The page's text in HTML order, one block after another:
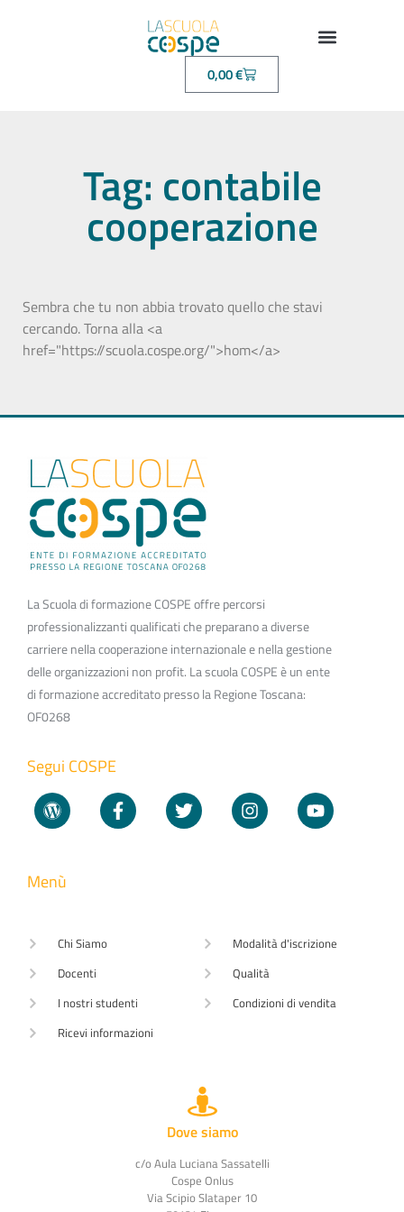
0,00€
Tag: contabile
cooperazione
Sembra che tu non abbia trovato quello che stavi
cercando. Torna alla <a
href="https://scuola.cospe.org/">hom</a>
La Scuola di formazione COSPE offre percorsi
professionalizzanti qualificati che preparano a diverse
carriere nella cooperazione internazionale e nella gestione
delle organizzazioni non profit. La scuola COSPE è un ente
di formazione accreditato presso la Regione Toscana:
OF0268
Segui COSPE
Menù
Chi Siamo
Docenti
I nostri studenti
Ricevi informazioni
Modalità d'iscrizione
Qualità
Condizioni di vendita
Dove siamo
c/o Aula Luciana Sassatelli
Cospe Onlus
Via Scipio Slataper 10